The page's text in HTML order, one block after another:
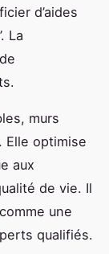
d’aides
La
murs
optimise
aux
de vie. Il
une
qualifiés.